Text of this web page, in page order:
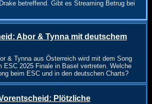
betreffend. Gibt es Streaming Betrug bei
Abor & Tynna mit deutschem
& Tynna aus Österreich wird mit dem Song
ESC 2025 Finale in Basel vertreten. Welche
beim ESC und in den deutschen Charts?
Plötzliche